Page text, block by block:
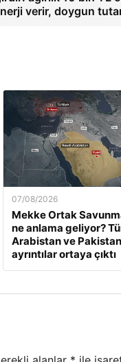
verir, doygun
07/08/2026
Mekke Ortak
ne anlama geliyor?
Arabistan ve
ayrıntılar ortaya çıktı